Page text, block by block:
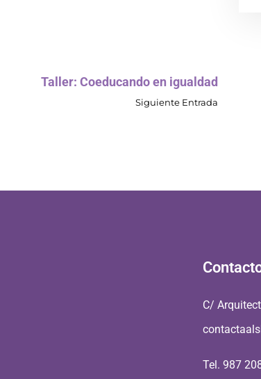
Taller: Coeducando en igualdad
Siguiente Entrada
C/
Tel. 987